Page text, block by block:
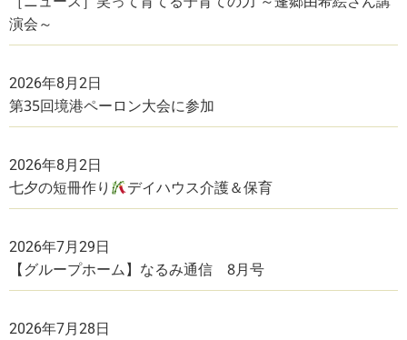
演会～
2026年8月2日
第35回境港ペーロン大会に参加
2026年8月2日
七夕の短冊作り デイハウス介護＆保育
2026年7月29日
【グループホーム】なるみ通信 8月号
2026年7月28日